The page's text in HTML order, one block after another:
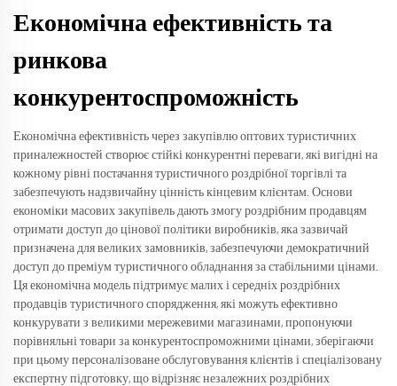
Економічна ефективність та
ринкова
конкурентоспроможність
Економічна ефективність через закупівлю оптових туристичних
приналежностей створює стійкі конкурентні переваги, які вигідні на
кожному рівні постачання туристичного роздрібної торгівлі та
забезпечують надзвичайну цінність кінцевим клієнтам. Основи
економіки масових закупівель дають змогу роздрібним продавцям
отримати доступ до цінової політики виробників, яка зазвичай
призначена для великих замовників, забезпечуючи демократичний
доступ до преміум туристичного обладнання за стабільними цінами.
Ця економічна модель підтримує малих і середніх роздрібних
продавців туристичного спорядження, які можуть ефективно
конкурувати з великими мережевими магазинами, пропонуючи
порівняльні товари за конкурентоспроможними цінами, зберігаючи
при цьому персоналізоване обслуговування клієнтів і спеціалізовану
експертну підготовку, що відрізняє незалежних роздрібних